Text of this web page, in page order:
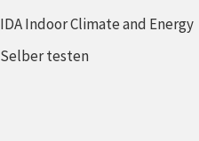
IDA Indoor Climate and Energy
Selber testen